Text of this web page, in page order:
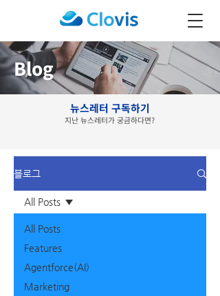
Blog
뉴스레터 구독하기
지난 뉴스레터가 궁금하다면?
블로그
All Posts
Features
Agentforce(AI)
Marketing
All Posts